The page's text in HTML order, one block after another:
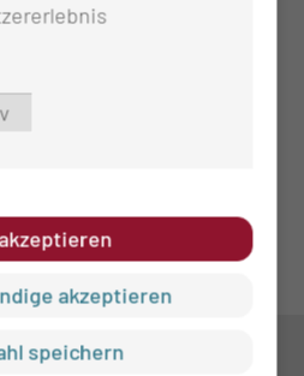
Lichen Sklerosus und
akzeptieren
speichern